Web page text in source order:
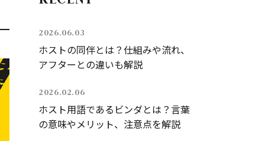
2026.06.03
ホストの同伴とは？仕組みや流れ、
アフターとの違いも解説
2026.02.06
ホスト用語であるビンダとは？言葉
の意味やメリット、注意点を解説